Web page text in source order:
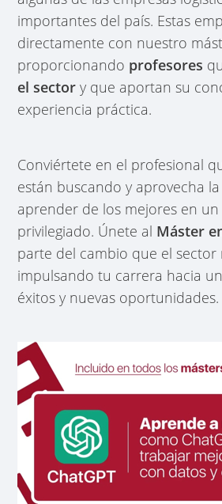
importantes del país. Estas
directamente con nuestro
proporcionando profesores
el sectory que aportan su
experiencia práctica.
Conviértete en el profesional
están buscando y aprovecha
aprender de los mejores en
privilegiado. Únete al Máster
parte del cambio que el sector
impulsando tu carrera hacia
éxitos y nuevas oportunidades.